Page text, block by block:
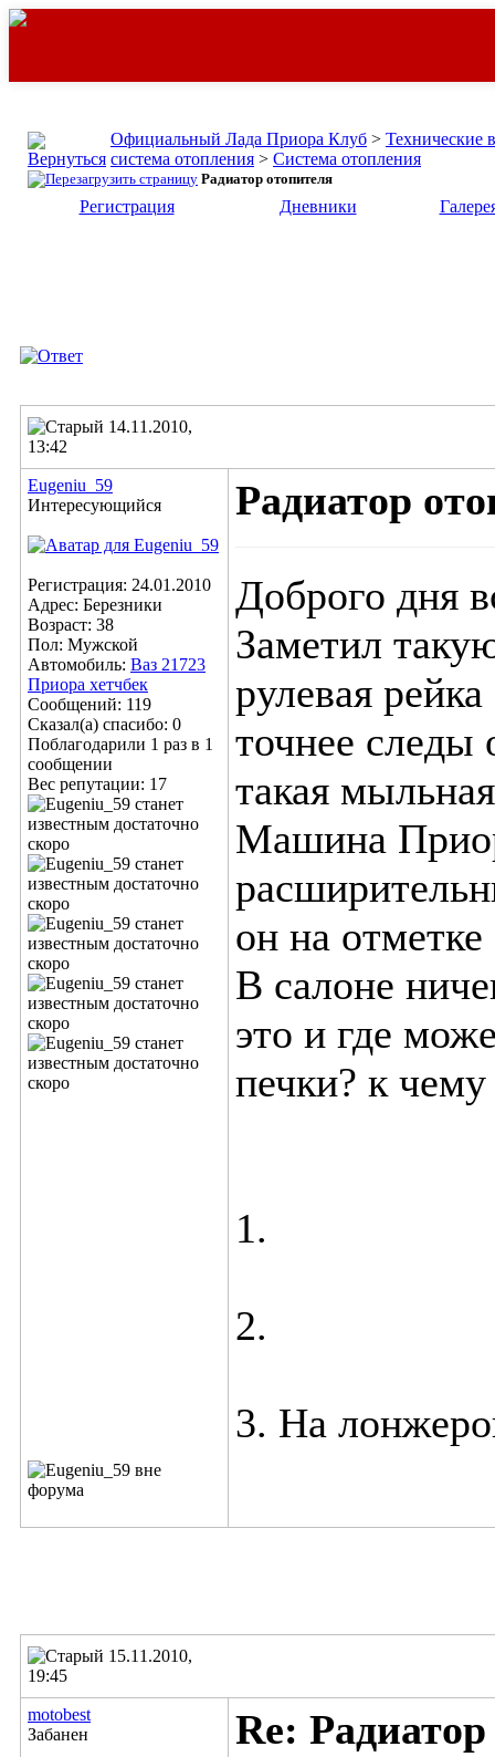
Официальный Лада Приора Клуб > Технические
система отопления > Система отопления
Радиатор отопителя
Регистрация Дневники
14.11.2010,
13:42
Eugeniu_59
Интересующийся
Регистрация: 24.01.2010
Адрес: Березники
Возраст: 38
Пол: Мужской
Автомобиль: Ваз 21723
Приора хетчбек
Сообщений: 119
Сказал(а) спасибо: 0
Поблагодарили 1 раз в 1
сообщении
Вес репутации: 17
Радиатор
Доброго дня
Заметил
рулевая
точнее следы
такая
Машина
он на
В салоне
это и где
печки? к чему
1.
2.
3. На
15.11.2010,
19:45
motobest
Забанен
Re: